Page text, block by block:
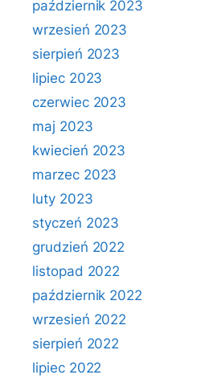
październik 2023
wrzesień 2023
sierpień 2023
lipiec 2023
czerwiec 2023
maj 2023
kwiecień 2023
marzec 2023
luty 2023
styczeń 2023
grudzień 2022
listopad 2022
październik 2022
wrzesień 2022
sierpień 2022
lipiec 2022